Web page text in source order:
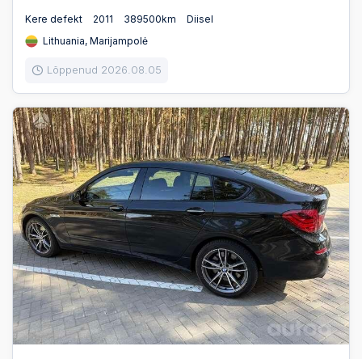
Kere defekt 2011 389500km
Diisel
Lithuania, Marijampolė
Lõppenud 2026.08.05